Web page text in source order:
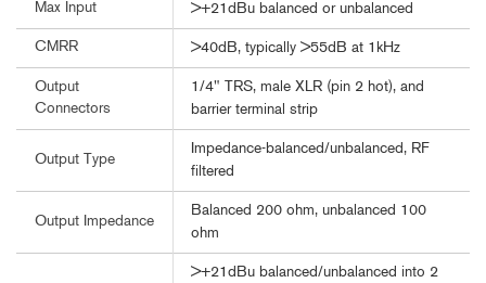
Max Input >+21dBu balanced or unbalanced
CMRR >40dB, typically >55dB at 1kHz
Output
Connectors
1/4" TRS, male XLR (pin 2 hot), and
barrier terminal strip
Output Type
Impedance-balanced/unbalanced, RF
filtered
Output Impedance
Balanced 200 ohm, unbalanced 100
ohm
>+21dBu balanced/unbalanced into 2